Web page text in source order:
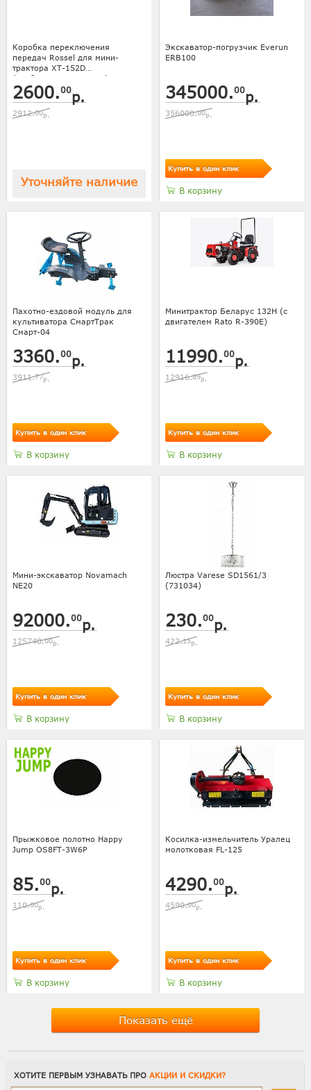
Коробка переключения
передач Rossel для мини-
трактора XT-152D
(разблокировка колес)
2600.00р.
2912.00р.
Уточняйте наличие
Экскаватор-погрузчик Everun
ERB100
345000.00р.
356000.00р.
Купить в один клик
В корзину
Пахотно-ездовой модуль для
культиватора СмартТрак
Смарт-04
3360.00р.
3911.77р.
Купить в один клик
В корзину
Минитрактор Беларус 132Н (с
двигателем Rato R-390E)
11990.00р.
12916.89р.
Купить в один клик
В корзину
Мини-экскаватор Novamach
NE20
92000.00р.
125740.00р.
Купить в один клик
В корзину
Люстра Varese SD1561/3
(731034)
230.00р.
422.15р.
Купить в один клик
В корзину
Прыжковое полотно Happy
Jump OS8FT-3W6P
85.00р.
110.00р.
Купить в один клик
В корзину
Косилка-измельчитель Уралец
молотковая FL-125
4290.00р.
4590.00р.
Купить в один клик
В корзину
Показать ещё
ХОТИТЕ ПЕРВЫМ УЗНАВАТЬ ПРО АКЦИИ И СКИДКИ?